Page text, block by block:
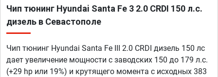
Чип тюнинг Hyundai Santa Fe 3 2.0 CRDI 150 л.с.
дизель в Севастополе
Чип тюнинг Hyundai Santa Fe III 2.0 CRDI дизель 150 лс
дает увеличение мощности с заводских 150 до 179 л.с.
(+29 hp или 19%) и крутящего момента с исходных 383